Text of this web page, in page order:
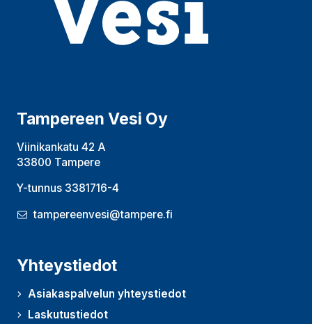
Tampereen Vesi Oy
Viinikankatu 42 A
33800 Tampere
Y-tunnus 3381716-4
tampereenvesi@tampere.fi
Yhteystiedot
Asiakaspalvelun yhteystiedot
Laskutustiedot